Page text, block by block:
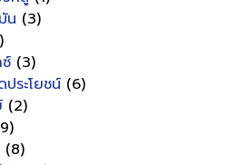
น (3)
(3)
ระโยชน์ (6)
(2)
(8)